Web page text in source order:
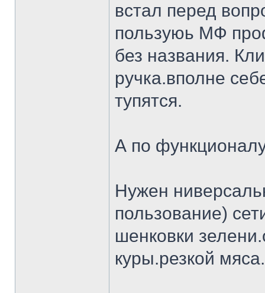
встал перед
пользуюь МФ
без названия.
ручка.вполне
тупятся.
А по
Нужен
пользование)
шенковки
куры.резкой